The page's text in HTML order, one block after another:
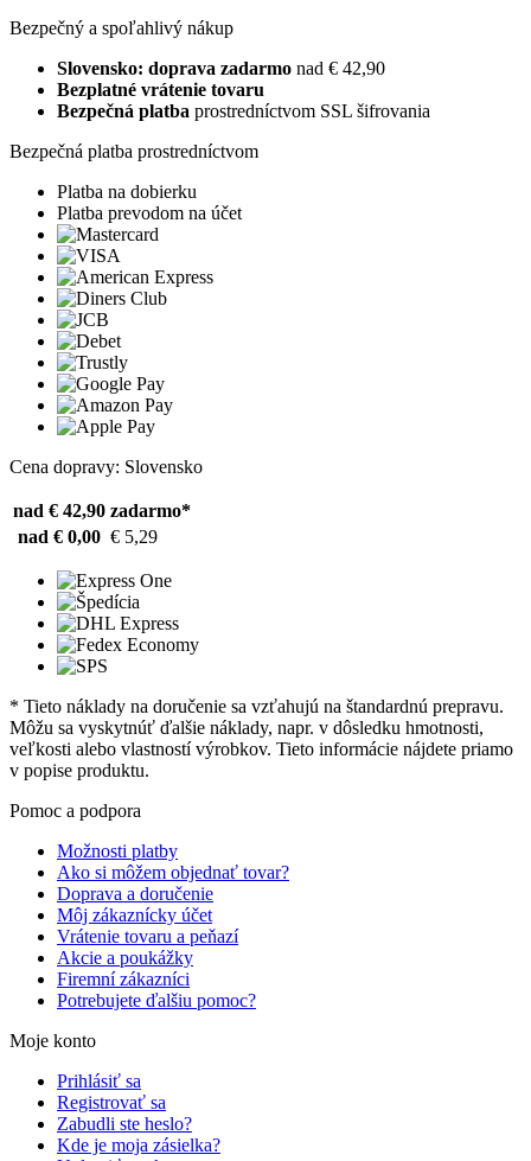
Bezpečný a spoľahlivý nákup
Slovensko: doprava zadarmo nad € 42,90
Bezplatné vrátenie tovaru
Bezpečná platba prostredníctvom SSL šifrovania
Bezpečná platba prostredníctvom
Platba na dobierku
Platba prevodom na účet
Cena dopravy: Slovensko
nad € 42,90 zadarmo*
nad € 0,00 € 5,29
* Tieto náklady na doručenie sa vzťahujú na štandardnú prepravu.
Môžu sa vyskytnúť ďalšie náklady, napr. v dôsledku hmotnosti,
veľkosti alebo vlastností výrobkov. Tieto informácie nájdete priamo
v popise produktu.
Pomoc a podpora
Možnosti platby
Ako si môžem objednať tovar?
Doprava a doručenie
Môj zákaznícky účet
Vrátenie tovaru a peňazí
Akcie a poukážky
Firemní zákazníci
Potrebujete ďalšiu pomoc?
Moje konto
Prihlásiť sa
Registrovať sa
Zabudli ste heslo?
Kde je moja zásielka?